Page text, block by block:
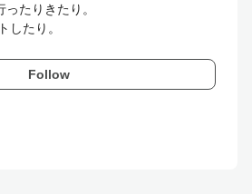
たりきたり。
Follow